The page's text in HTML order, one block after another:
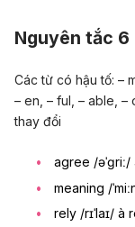
Nguyên tắc 6
Các từ có hậu tố: –
– en, – ful, – able, –
thay đổi
agree /
meaning /
rely /rɪˈlaɪ/ à